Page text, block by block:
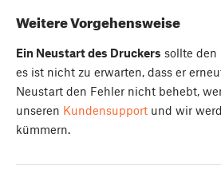
Weitere Vorgehensweise
Ein Neustart des Druckers sollte den
es ist nicht zu erwarten, dass er
Neustart den Fehler nicht behebt,
unseren Kundensupport und wir
kümmern.